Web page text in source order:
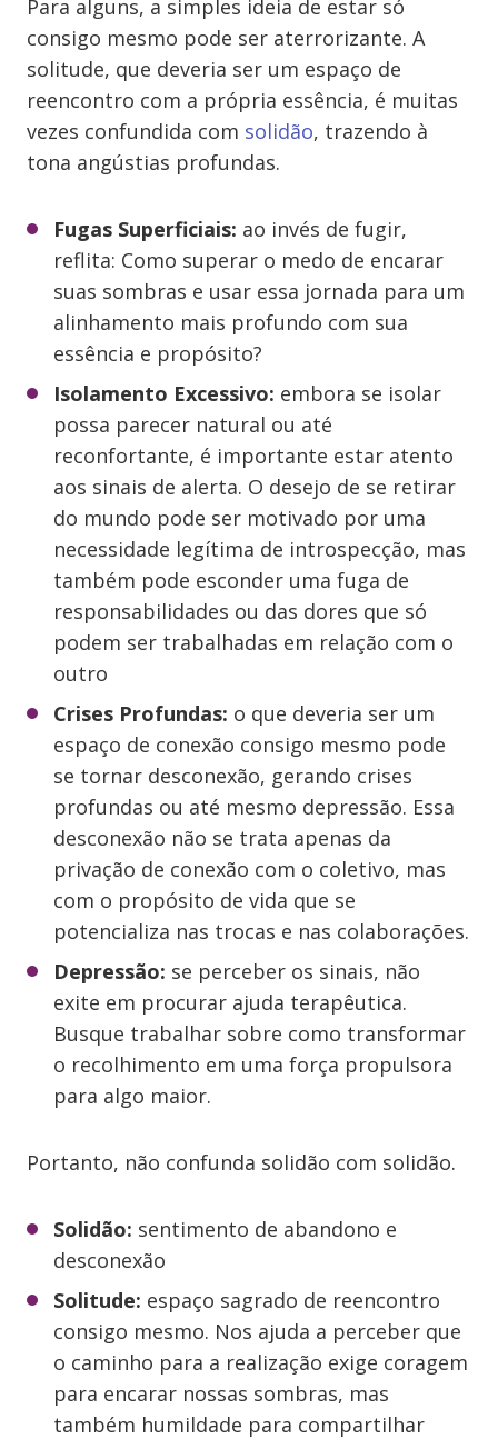
Para alguns, a simples ideia de estar só
consigo mesmo pode ser aterrorizante. A
solitude, que deveria ser um espaço de
reencontro com a própria essência, é muitas
vezes confundida com solidão, trazendo à
tona angústias profundas.
Fugas Superficiais: ao invés de fugir,
reflita: Como superar o medo de encarar
suas sombras e usar essa jornada para um
alinhamento mais profundo com sua
essência e propósito?
Isolamento Excessivo: embora se isolar
possa parecer natural ou até
reconfortante, é importante estar atento
aos sinais de alerta. O desejo de se retirar
do mundo pode ser motivado por uma
necessidade legítima de introspecção, mas
também pode esconder uma fuga de
responsabilidades ou das dores que só
podem ser trabalhadas em relação com o
outro
Crises Profundas: o que deveria ser um
espaço de conexão consigo mesmo pode
se tornar desconexão, gerando crises
profundas ou até mesmo depressão. Essa
desconexão não se trata apenas da
privação de conexão com o coletivo, mas
com o propósito de vida que se
potencializa nas trocas e nas colaborações.
Depressão: se perceber os sinais, não
exite em procurar ajuda terapêutica.
Busque trabalhar sobre como transformar
o recolhimento em uma força propulsora
para algo maior.
Portanto, não confunda solidão com solidão.
Solidão: sentimento de abandono e
desconexão
Solitude: espaço sagrado de reencontro
consigo mesmo. Nos ajuda a perceber que
o caminho para a realização exige coragem
para encarar nossas sombras, mas
também humildade para compartilhar